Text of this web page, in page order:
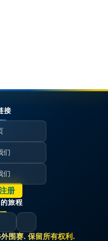
围赛. 保留所有权利.
接
们
们
册
旅程